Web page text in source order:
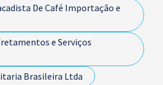
De Café Importação e
e Serviços
Brasileira Ltda